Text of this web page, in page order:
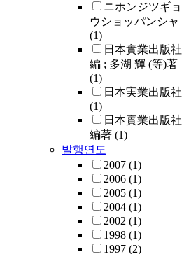
ニホンジツギョ
ウショッパンシャ
(1)
日本實業出版社
編 ; 多湖 輝 (等)著
(1)
日本実業出版社
(1)
日本實業出版社
編著 (1)
발행연도
2007 (1)
2006 (1)
2005 (1)
2004 (1)
2002 (1)
1998 (1)
1997 (2)